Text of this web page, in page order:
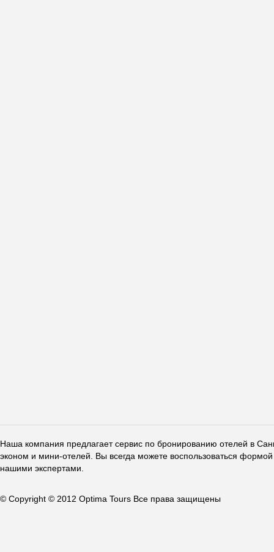
Наша компания предлагает сервис по бронированию отелей в
эконом и мини-отелей. Вы всегда можете воспользоваться
нашими экспертами.
© Copyright © 2012 Optima Tours Все права защищены